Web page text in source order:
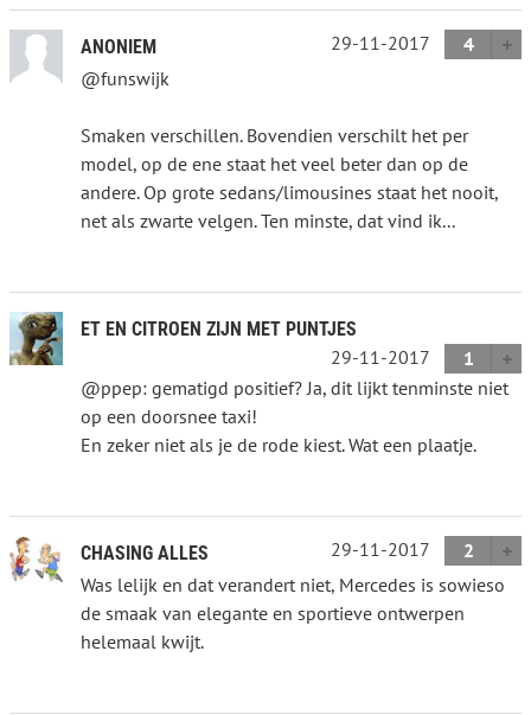
ANONIEM 29-11-2017
4
@funswijk
Smaken verschillen. Bovendien verschilt het per
model, op de ene staat het veel beter dan op de
andere. Op grote sedans/limousines staat het nooit,
net als zwarte velgen. Ten minste, dat vind ik...
ET EN CITROEN ZIJN MET PUNTJES
29-11-2017
1
@ppep: gematigd positief? Ja, dit lijkt tenminste niet
op een doorsnee taxi!
En zeker niet als je de rode kiest. Wat een plaatje.
CHASING ALLES 29-11-2017
2
Was lelijk en dat verandert niet, Mercedes is sowieso
de smaak van elegante en sportieve ontwerpen
helemaal kwijt.